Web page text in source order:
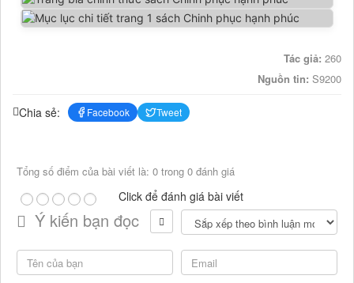
Tác giả: 260
Nguồn tin: S9200
Chia sẻ: Facebook Tweet
Tổng số điểm của bài viết là: 0 trong 0 đánh giá
Click để đánh giá bài viết
Ý kiến bạn đọc